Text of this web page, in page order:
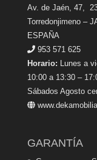
Av. de Jaén, 47,
Torredonjimeno –
ESPAÑA
953 571 625
Horario: Lunes a
10:00 a 13:30 –
Sábados Agosto
GARANTÍA